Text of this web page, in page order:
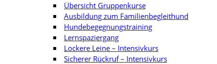
Übersicht Gruppenkurse
Ausbildung zum Familienbegleithund
Hundebegegnungstraining
Lernspaziergang
Lockere Leine – Intensivkurs
Sicherer Rückruf – Intensivkurs